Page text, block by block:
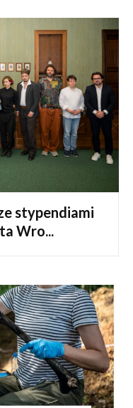
stypendiami
Wro...